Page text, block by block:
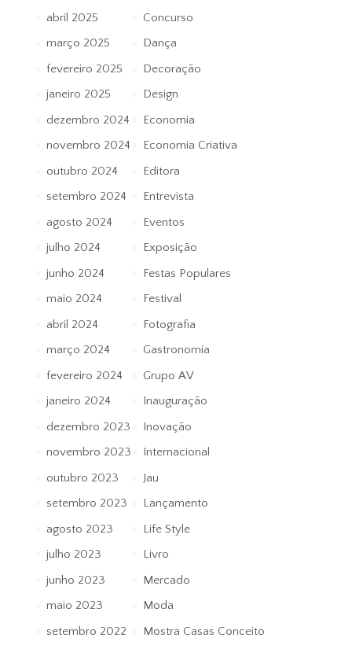
abril 2025
março 2025
fevereiro 2025
janeiro 2025
dezembro 2024
novembro 2024
outubro 2024
setembro 2024
agosto 2024
julho 2024
junho 2024
maio 2024
abril 2024
março 2024
fevereiro 2024
janeiro 2024
dezembro 2023
novembro 2023
outubro 2023
setembro 2023
agosto 2023
julho 2023
junho 2023
maio 2023
setembro 2022
Concurso
Dança
Decoração
Design
Economia
Economia Criativa
Editora
Entrevista
Eventos
Exposição
Festas Populares
Festival
Fotografia
Gastronomia
Grupo AV
Inauguração
Inovação
Internacional
Jau
Lançamento
Life Style
Livro
Mercado
Moda
Mostra Casas Conceito